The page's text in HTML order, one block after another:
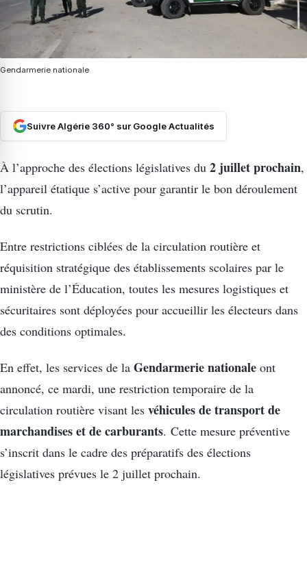
Gendarmerie nationale
Suivre Algérie 360° sur Google Actualités
À l’approche des élections législatives du 2 juillet prochain,
l’appareil étatique s’active pour garantir le bon déroulement
du scrutin.
Entre restrictions ciblées de la circulation routière et
réquisition stratégique des établissements scolaires par le
ministère de l’Éducation, toutes les mesures logistiques et
sécuritaires sont déployées pour accueillir les électeurs dans
des conditions optimales.
En effet, les services de la Gendarmerie nationale ont
annoncé, ce mardi, une restriction temporaire de la
circulation routière visant les véhicules de transport de
marchandises et de carburants. Cette mesure préventive
s’inscrit dans le cadre des préparatifs des élections
législatives prévues le 2 juillet prochain.